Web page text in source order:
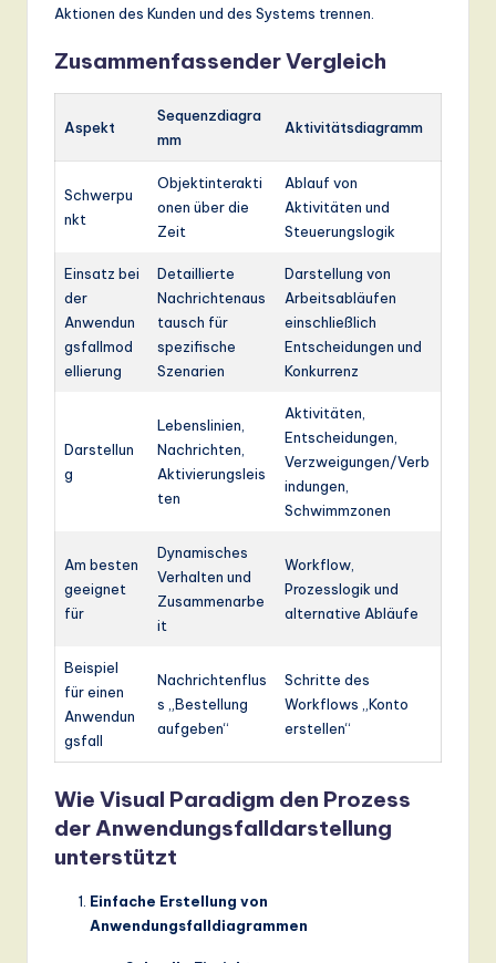
Aktionen des Kunden und des Systems trennen.
Zusammenfassender Vergleich
Aspekt
Sequenzdiagra
mm
Aktivitätsdiagramm
Schwerpu
nkt
Objektinterakti
onen über die
Zeit
Ablauf von
Aktivitäten und
Steuerungslogik
Einsatz bei
der
Anwendun
gsfallmod
ellierung
Detaillierte
Nachrichtenaus
tausch für
spezifische
Szenarien
Darstellung von
Arbeitsabläufen
einschließlich
Entscheidungen und
Konkurrenz
Darstellun
g
Lebenslinien,
Nachrichten,
Aktivierungsleis
ten
Aktivitäten,
Entscheidungen,
Verzweigungen/Verb
indungen,
Schwimmzonen
Am besten
geeignet
für
Dynamisches
Verhalten und
Zusammenarbe
it
Workflow,
Prozesslogik und
alternative Abläufe
Beispiel
für einen
Anwendun
gsfall
Nachrichtenflus
s „Bestellung
aufgeben“
Schritte des
Workflows „Konto
erstellen“
Wie Visual Paradigm den Prozess
der Anwendungsfalldarstellung
unterstützt
Einfache Erstellung von
Anwendungsfalldiagrammen